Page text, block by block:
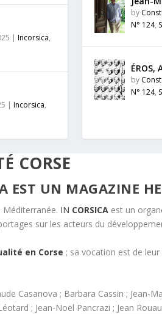
|Incorsica,
|Incorsica,
by
N° 124,
ÉROS,
by
N° 124,
CORSE
EST UN MAGAZINE
IN CORSICA est un
sur les acteurs du
en Corse ; sa vocation est de
Casanova ; Barbara Cassin ; Jean-
; Jean-Noël Pancrazi ; Jean